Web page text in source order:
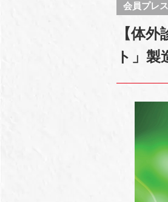
会員プレ
【体
ト」